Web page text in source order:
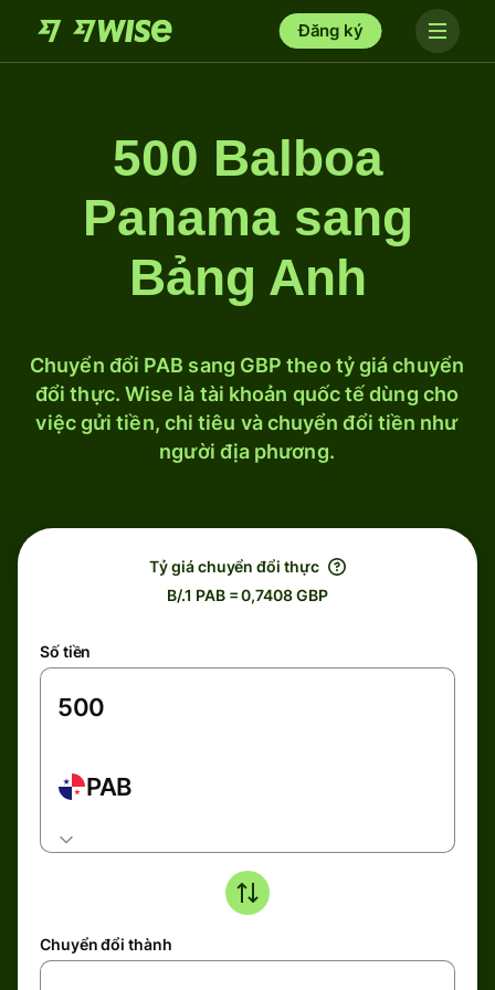
Đăng ký
500 Balboa
Panama sang
Bảng Anh
Chuyển đổi PAB sang GBP theo tỷ giá chuyển
đổi thực. Wise là tài khoản quốc tế dùng cho
việc gửi tiền, chi tiêu và chuyển đổi tiền như
người địa phương.
Tỷ giá chuyển đổi thực
B/.1 PAB = 0,7408 GBP
Số tiền
PAB
Chuyển đổi thành